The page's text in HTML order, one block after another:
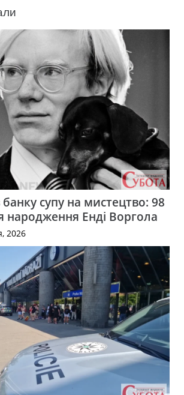
супу на мистецтво: 98
народження Енді Воргола
2026